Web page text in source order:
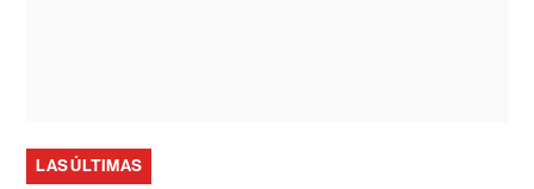
LAS ÚLTIMAS